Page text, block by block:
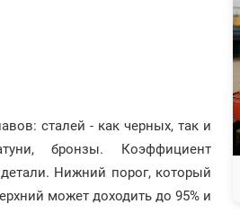
сталей - как черных, так и
бронзы. Коэффициент
Нижний порог, который
может доходить до 95% и